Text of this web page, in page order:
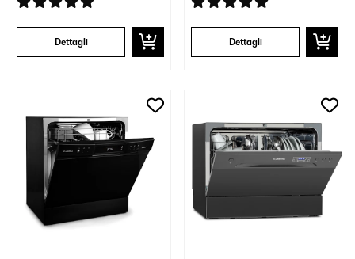
Dettagli Dettagli